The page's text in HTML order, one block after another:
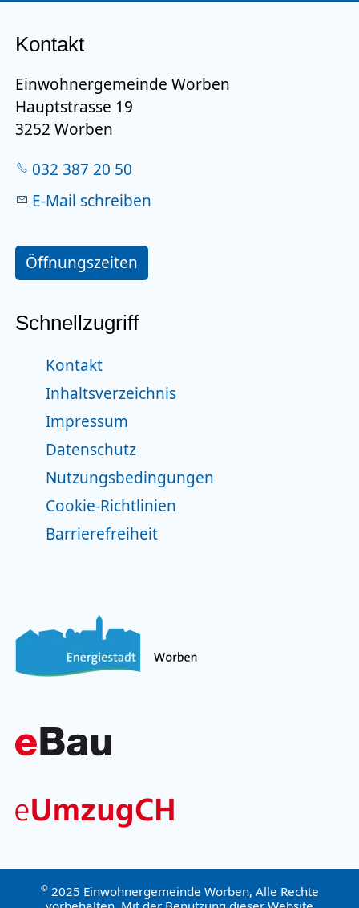
Kontakt
Einwohnergemeinde Worben
Hauptstrasse 19
3252 Worben
032 387 20 50
E-Mail schreiben
Öffnungszeiten
Schnellzugriff
Kontakt
Inhaltsverzeichnis
Impressum
Datenschutz
Nutzungsbedingungen
Cookie-Richtlinien
Barrierefreiheit
©2025 Einwohnergemeinde Worben, Alle Rechte